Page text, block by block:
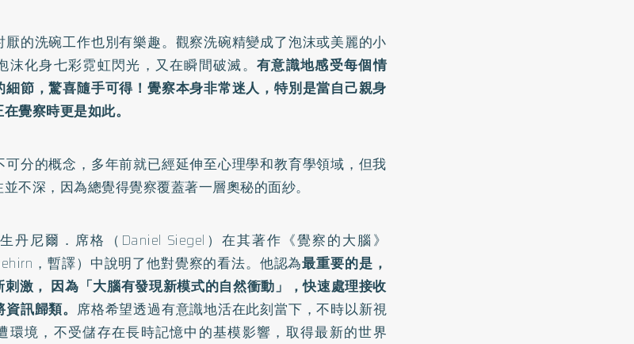
的洗碗工作也別有樂趣。觀察洗碗精變成了泡沫或美麗的小
沫化身七彩霓虹閃光，又在瞬間破滅。有意識地感受每個情
節，驚喜隨手可得！覺察本身非常迷人，特別是當自己親身
覺察時更是如此。
分的概念，多年前就已經延伸至心理學和教育學領域，但我
不深，因為總覺得覺察覆蓋著一層奧秘的面紗。
丹尼爾．席格（Daniel Siegel）在其著作《覺察的大腦》
，暫譯）中說明了他對覺察的看法。他認為最重要的是，
激， 因為「大腦有發現新模式的自然衝動」，快速處理接收
訊歸類。 席格希望透過有意識地活在此刻當下，不時以新視
環境，不受儲存在長時記憶中的基模影響，取得最新的世界